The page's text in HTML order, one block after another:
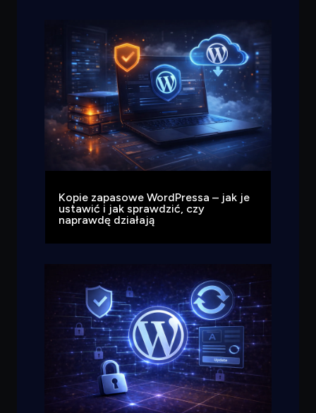
Kopie zapasowe WordPressa – jak je
ustawić i jak sprawdzić, czy
naprawdę działają